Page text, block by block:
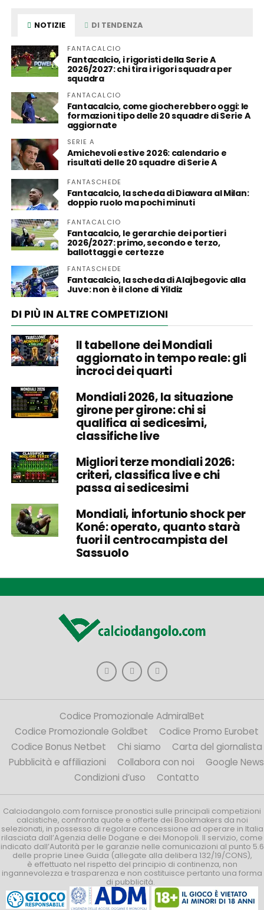
NOTIZIE DI TENDENZA
FANTACALCIO
Fantacalcio, i rigoristi della Serie A
2026/2027: chi tira i rigori squadra per
squadra
FANTACALCIO
Fantacalcio, come giocherebbero oggi: le
formazioni tipo delle 20 squadre di Serie A
aggiornate
SERIE A
Amichevoli estive 2026: calendario e
risultati delle 20 squadre di Serie A
FANTASCHEDE
Fantacalcio, la scheda di Diawara al Milan:
doppio ruolo ma pochi minuti
FANTACALCIO
Fantacalcio, le gerarchie dei portieri
2026/2027: primo, secondo e terzo,
ballottaggi e certezze
FANTASCHEDE
Fantacalcio, la scheda di Alajbegovic alla
Juve: non è il clone di Yildiz
DI PIÙ IN ALTRE COMPETIZIONI
Il tabellone dei Mondiali
aggiornato in tempo reale: gli
incroci dei quarti
Mondiali 2026, la situazione
girone per girone: chi si
qualifica ai sedicesimi,
classifiche live
Migliori terze mondiali 2026:
criteri, classifica live e chi
passa ai sedicesimi
Mondiali, infortunio shock per
Koné: operato, quanto starà
fuori il centrocampista del
Sassuolo
Codice Promozionale AdmiralBet
Codice Promozionale Goldbet
Codice Promo Eurobet
Codice Bonus Netbet
Chi siamo
Carta del giornalista
Pubblicità e affiliazioni
Collabora con noi
Google News
Condizioni d’uso
Contatto
Calciodangolo.com fornisce pronostici sulle principali competizioni
calcistiche, confronta quote e offerte dei Bookmakers da noi
selezionati, in possesso di regolare concessione ad operare in Italia
rilasciata dall’Agenzia delle Dogane e dei Monopoli. Il servizio, come
indicato dall’Autorità per le garanzie nelle comunicazioni al punto 5.6
delle proprie Linee Guida (allegate alla delibera 132/19/CONS),
è effettuato nel rispetto del principio di continenza, non
ingannevolezza e trasparenza e non costituisce pertanto una forma
di pubblicità.